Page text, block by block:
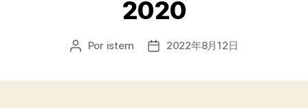
2020
Autor
Por istern
Fecha2022年8月12日